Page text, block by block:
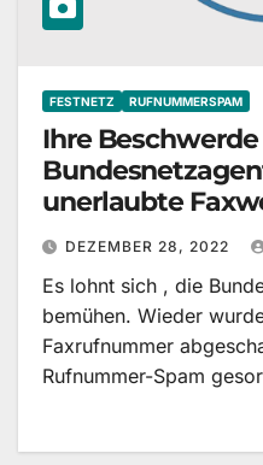
FESTNETZ RUFNUMMERSPAM
Ihre
unerlaubte
Beteiligung der
3434505
DEZEMBER 28, 2022
Es lohnt sich , die
bemühen. Wieder
Faxrufnummer
Rufnummer-Spam